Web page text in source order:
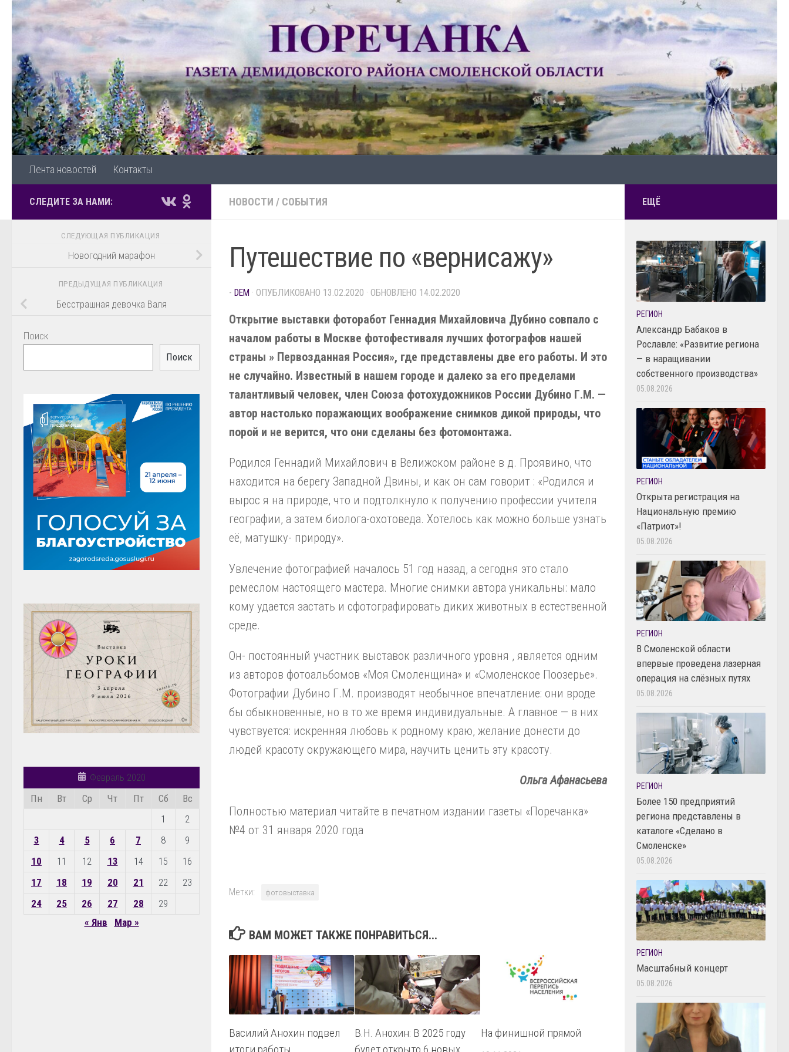
Перейти к содержимому
Лента новостей Контакты
НОВОСТИ / СОБЫТИЯ
Путешествие по «вернисажу»
- DEM · ОПУБЛИКОВАНО 13.02.2020 · ОБНОВЛЕНО 14.02.2020
Открытие выставки фоторабот Геннадия Михайловича Дубино совпало с
началом работы в Москве фотофестиваля лучших фотографов нашей
страны » Первозданная Россия», где представлены две его работы. И это
не случайно. Известный в нашем городе и далеко за его пределами
талантливый человек, член Союза фотохудожников России Дубино Г.М. —
автор настолько поражающих воображение снимков дикой природы, что
порой и не верится, что они сделаны без фотомонтажа.
Родился Геннадий Михайлович в Велижском районе в д. Проявино, что
находится на берегу Западной Двины, и как он сам говорит : «Родился и
вырос я на природе, что и подтолкнуло к получению профессии учителя
географии, а затем биолога-охотоведа. Хотелось как можно больше узнать
её, матушку- природу».
Увлечение фотографией началось 51 год назад, а сегодня это стало
ремеслом настоящего мастера. Многие снимки автора уникальны: мало
кому удается застать и сфотографировать диких животных в естественной
среде.
Он- постоянный участник выставок различного уровня , является одним
из авторов фотоальбомов «Моя Смоленщина» и «Смоленское Поозерье».
Фотографии Дубино Г.М. производят необычное впечатление: они вроде
бы обыкновенные, но в то же время индивидуальные. А главное — в них
чувствуется: искренняя любовь к родному краю, желание донести до
людей красоту окружающего мира, научить ценить эту красоту.
Ольга Афанасьева
Полностью материал читайте в печатном издании газеты «Поречанка»
№4 от 31 января 2020 года
Метки: фотовыставка
ВАМ МОЖЕТ ТАКЖЕ ПОНРАВИТЬСЯ...
Василий Анохин подвел
В.Н. Анохин: В 2025 году
На финишной прямой
СЛЕДИТЕ ЗА НАМИ:
СЛЕДУЮЩАЯ ПУБЛИКАЦИЯ
Новогодний марафон
ПРЕДЫДУЩАЯ ПУБЛИКАЦИЯ
Бесстрашная девочка Валя
Поиск
Поиск
Февраль 2020
Пн
Вт Ср Чт Пт Сб
Вс
1
2
3
4 5 6 7 8
9
10
11 12 13 14 15
16
17
18 19 20 21 22
23
24
25 26 27 28
29
« Янв
Мар »
ЕЩЁ
РЕГИОН
Александр Бабаков в
Рославле: «Развитие региона
— в наращивании
собственного производства»
05.08.2026
РЕГИОН
Открыта регистрация на
Национальную премию
«Патриот»!
05.08.2026
РЕГИОН
В Смоленской области
впервые проведена лазерная
операция на слёзных путях
05.08.2026
РЕГИОН
Более 150 предприятий
региона представлены в
каталоге «Сделано в
Смоленске»
05.08.2026
РЕГИОН
Масштабный концерт
05.08.2026